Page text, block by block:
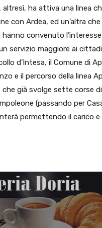
altresì, ha attiva una linea
con Ardea, ed un’altra
convenuto
servizio maggiore ai
d’Intesa, il Comune di
e il percorso della linea
che già svolge sette
(passando per
permettendo il carico